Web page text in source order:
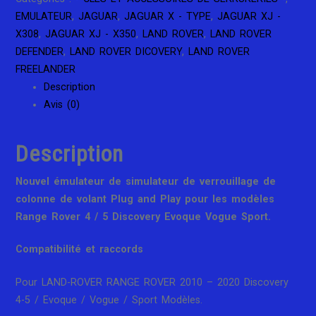
Rover
Discovery
4
5
Evoque
Vogue
EMULATEUR,JAGUAR,JAGUAR X - TYPE,JAGUAR XJ -
X308,JAGUAR XJ - X350, LAND ROVER, LAND ROVER
DEFENDER, LAND ROVER DICOVERY, LAND ROVER
FREELANDER
Description
Avis (0)
Description
Nouvel émulateur de simulateur de verrouillage de
colonne de volant Plug and Play pour les modèles
Range Rover 4 / 5 Discovery Evoque Vogue Sport.
Compatibilité et raccords
Pour LAND-ROVER RANGE ROVER 2010 – 2020 Discovery
4-5 / Evoque / Vogue / Sport Modèles.